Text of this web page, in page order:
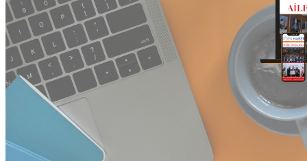
İSMMMO Bizden Haberler 360'ıncı sayı
yayınlandı.
Yayın Tarihi: 3 Ocak 2024
Detay bilgiler: https://dergilik.ismmmo.org.tr/bizdenhaberler/360/